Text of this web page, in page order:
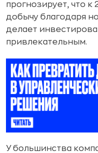
прогнозирует, что к
добычу благодаря
делает
привлекательным.
У большинства